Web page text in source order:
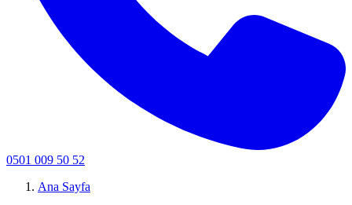
0501 009 50 52
Ana Sayfa